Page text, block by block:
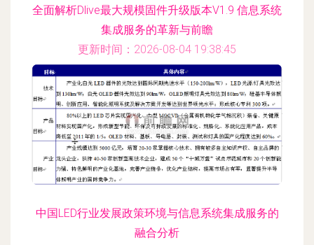
全面解析Dlive最大规模固件升级版本V1.9 信息系统
集成服务的革新与前瞻
更新时间：2026-08-04 19:38:45
中国LED行业发展政策环境与信息系统集成服务的
融合分析